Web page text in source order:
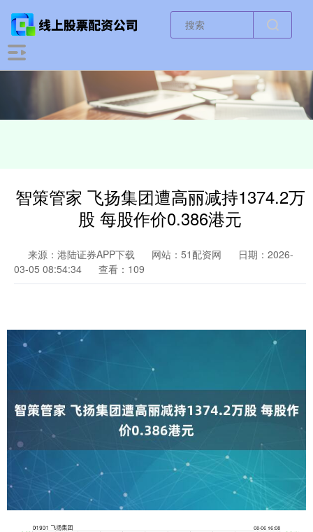
智策管家 飞扬集团遭高丽减持1374.2万
股 每股作价0.386港元
来源：港陆证券APP下载 网站：51配资网
日期：2026-
03-05 08:54:34
查看：109